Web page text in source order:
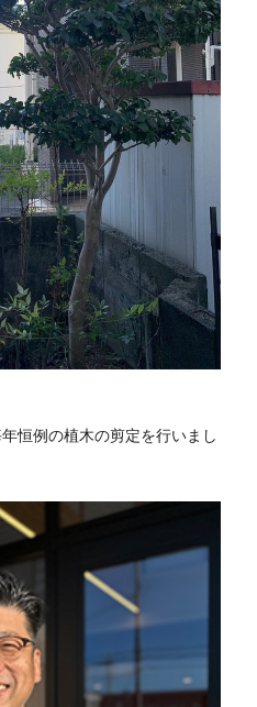
恒例の植木の剪定を行いまし